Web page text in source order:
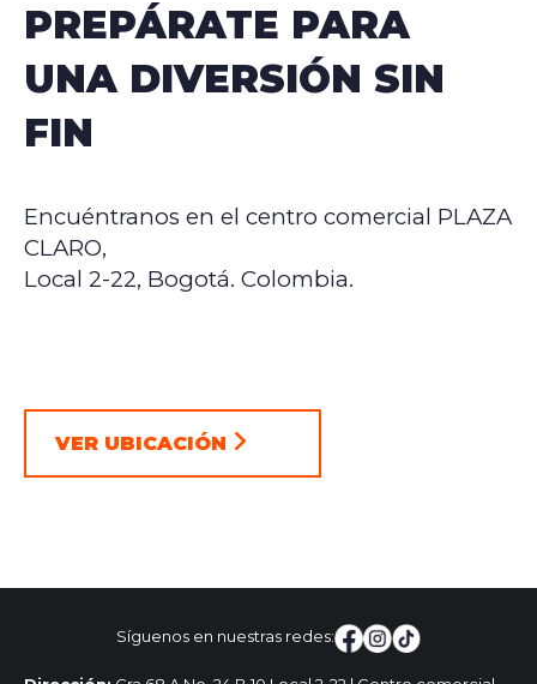
PREPÁRATE PARA
UNA DIVERSIÓN SIN
FIN
Encuéntranos en el centro comercial PLAZA
CLARO,
Local 2-22, Bogotá. Colombia.
VER UBICACIÓN
Síguenos en nuestras redes: